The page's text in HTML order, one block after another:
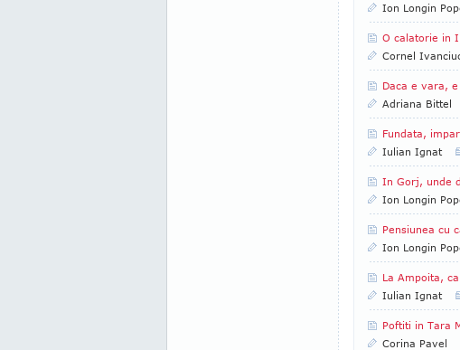
Ion Longin
O calatorie in
Cornel
Daca e vara, e
Adriana Bittel
Fundata,
Iulian Ignat
In Gorj, unde
Ion Longin
Pensiunea cu
Ion Longin
La Ampoita,
Iulian Ignat
Poftiti in Tara
Corina Pavel